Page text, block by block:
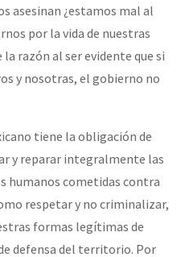
asesinan ¿estamos mal al
por la vida de nuestras
razón al ser evidente que si
y nosotras, el gobierno no
tiene la obligación de
y reparar integralmente las
humanos cometidas contra
respetar y no criminalizar,
formas legítimas de
defensa del territorio. Por